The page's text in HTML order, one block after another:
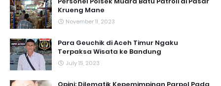
Krueng Mane
November 11, 2023
Para Geuchik di Aceh Timur Ngaku
Terpaksa Wisata ke Bandung
July 15, 2023